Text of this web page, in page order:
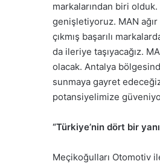
markalarından biri
genişletiyoruz. MAN
çıkmış başarılı
da ileriye taşıyacağız.
olacak. Antalya
sunmaya gayret
potansiyelimize
“Türkiye’nin dört bir
Meçikoğulları Otomotiv